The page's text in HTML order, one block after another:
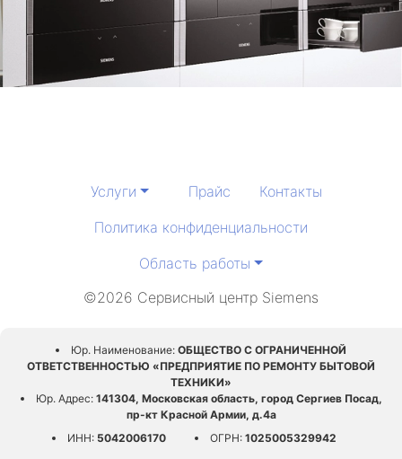
Услуги Прайс
Контакты
Политика конфиденциальности
Область работы
©2026 Сервисный центр Siemens
Юр. Наименование: ОБЩЕСТВО С ОГРАНИЧЕННОЙ
ОТВЕТСТВЕННОСТЬЮ «ПРЕДПРИЯТИЕ ПО РЕМОНТУ БЫТОВОЙ
ТЕХНИКИ»
Юр. Адрес:141304, Московская область, город Сергиев Посад,
пр-кт Красной Армии, д.4а
ИНН:5042006170 ОГРН:1025005329942